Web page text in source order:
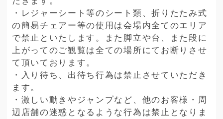
・レジャーシート等のシート類、折りたたみ式
の簡易チェアー等の使用は会場内全てのエリア
で禁止といたします。また脚立や台、また段に
上がってのご観覧は全ての場所にてお断りさせ
て頂いております。
・入り待ち、出待ち行為は禁止させていただき
ます。
・激しい動きやジャンプなど、他のお客様・周
辺店舗の迷惑となるような行為は禁止となりま